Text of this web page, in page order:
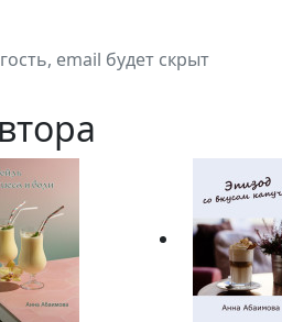
email будет скрыт